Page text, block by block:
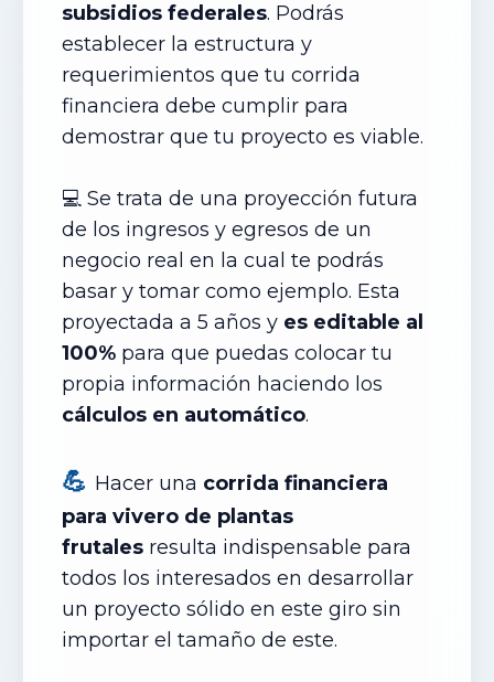
subsidios federales. Podrás
establecer la estructura y
requerimientos que tu corrida
financiera debe cumplir para
demostrar que tu proyecto es viable.
💻 Se trata de una proyección futura
de los ingresos y egresos de un
negocio real en la cual te podrás
basar y tomar como ejemplo. Esta
proyectada a 5 años y es editable al
100% para que puedas colocar tu
propia información haciendo los
cálculos en automático.
💪 Hacer una corrida financiera
para vivero de plantas
frutales resulta indispensable para
todos los interesados en desarrollar
un proyecto sólido en este giro sin
importar el tamaño de este.